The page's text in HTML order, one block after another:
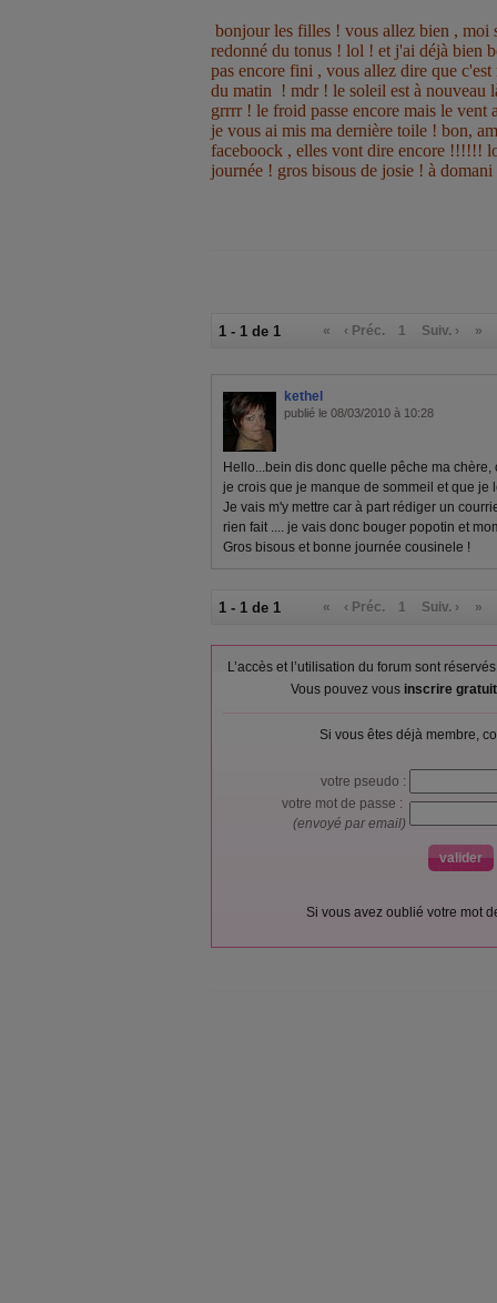
bonjour les filles ! vous allez bien , moi
redonné du tonus ! lol ! et j'ai déjà bien
pas encore fini , vous allez dire que
du matin ! mdr ! le soleil est à nouveau
grrrr ! le froid passe encore mais le vent
je vous ai mis ma dernière toile ! bon,
faceboock , elles vont dire encore !!!!!!
journée ! gros bisous de josie ! à
1 - 1 de 1 « ‹ Préc. 1 Suiv. › »
kethel
publié le 08/03/2010 à 10:28
Hello...bein dis donc quelle pêche ma chère,
je crois que je manque de sommeil et que je
Je vais m'y mettre car à part rédiger un
rien fait .... je vais donc bouger popotin et
Gros bisous et bonne journée cousinele !
1 - 1 de 1 « ‹ Préc. 1 Suiv. › »
L’accès et l’utilisation du forum sont
Vous pouvez vous inscrire
Si vous êtes déjà membre,
votre pseudo :
votre mot de passe :
(envoyé par email)
Si vous avez oublié votre mot